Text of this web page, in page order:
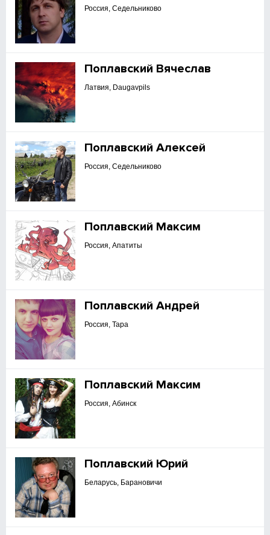
Россия, Седельниково
Поплавский Вячеслав
Латвия, Daugavpils
Поплавский Алексей
Россия, Седельниково
Поплавский Максим
Россия, Апатиты
Поплавский Андрей
Россия, Тара
Поплавский Максим
Россия, Абинск
Поплавский Юрий
Беларусь, Барановичи